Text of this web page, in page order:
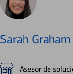
Sarah Graham
Asesor de